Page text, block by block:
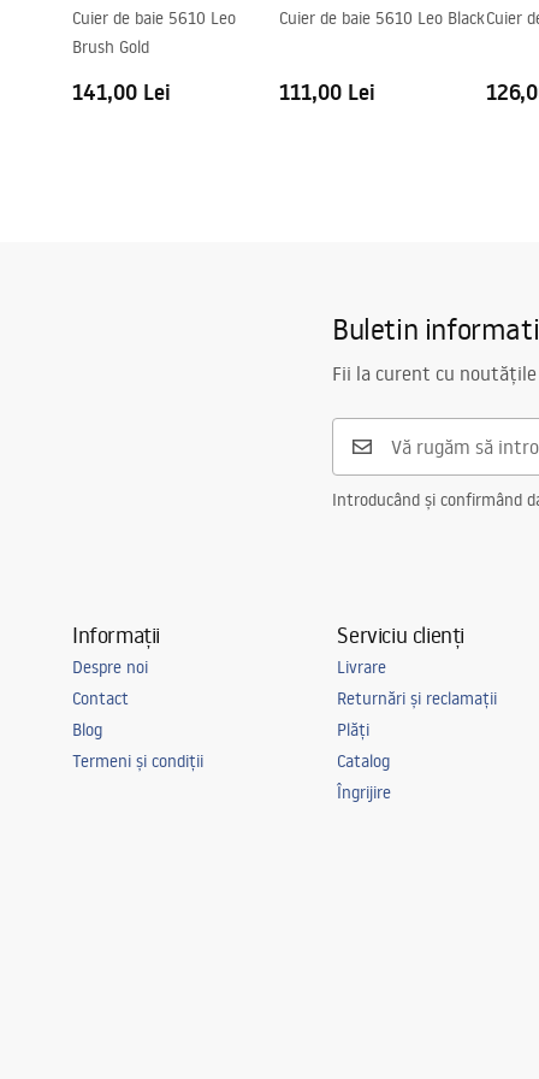
Cuier de baie 5610 Leo
Brush Gold
141,00 Lei
Cuier de baie 5610 Leo Black
111,00 Lei
Cuier
Buletin
Fii la curent cu
Introducând și confirmând
Informații
Despre noi
Contact
Blog
Termeni și condiții
Serviciu clienți
Livrare
Returnări și reclamații
Plăți
Catalog
Îngrijire